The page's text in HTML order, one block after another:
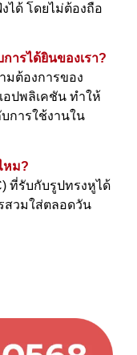
ได้ โดยไม่ต้องถือ
การได้ยินของเรา?
มต้องการของ
อปพลิเคชัน ทำให้
การใช้งานใน
หม?
ที่รับกับรูปทรงหูได้
สวมใส่ตลอดวัน